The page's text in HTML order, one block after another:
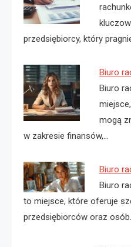
przedsiębiorcy, który
Biuro
Biuro
mogą
w zakresie finansów,…
Biuro
Biuro
to miejsce, które oferuje
przedsiębiorców oraz